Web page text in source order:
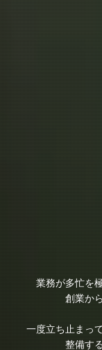
業務が多忙を
創業か
一度立ち止まっ
整備す
業務が多忙を
創業か
一度立ち止まっ
整備す
業務が多忙を
創業か
一度立ち止まっ
整備す